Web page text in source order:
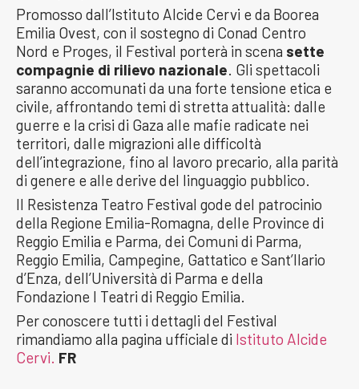
Promosso dall’Istituto Alcide Cervi e da Boorea
Emilia Ovest, con il sostegno di Conad Centro
Nord e Proges, il Festival porterà in scena sette
compagnie di rilievo nazionale. Gli spettacoli
saranno accomunati da una forte tensione etica e
civile, affrontando temi di stretta attualità: dalle
guerre e la crisi di Gaza alle mafie radicate nei
territori, dalle migrazioni alle difficoltà
dell’integrazione, fino al lavoro precario, alla parità
di genere e alle derive del linguaggio pubblico.
Il Resistenza Teatro Festival gode del patrocinio
della Regione Emilia-Romagna, delle Province di
Reggio Emilia e Parma, dei Comuni di Parma,
Reggio Emilia, Campegine, Gattatico e Sant’Ilario
d’Enza, dell’Università di Parma e della
Fondazione I Teatri di Reggio Emilia.
Per conoscere tutti i dettagli del Festival
rimandiamo alla pagina ufficiale di Istituto Alcide
Cervi. FR